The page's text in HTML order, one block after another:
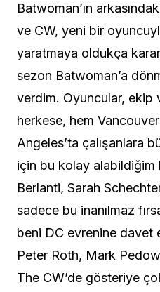
Batwoman’ın
ve CW, yeni bir
yaratmaya oldukça
sezon Batwoman’a
verdim. Oyuncular, ekip
herkese, hem
Angeles’ta çalışanlara
için bu kolay alabildiğim
Berlanti, Sarah
sadece bu inanılmaz
beni DC evrenine davet
Peter Roth, Mark
The CW’de gösteriye